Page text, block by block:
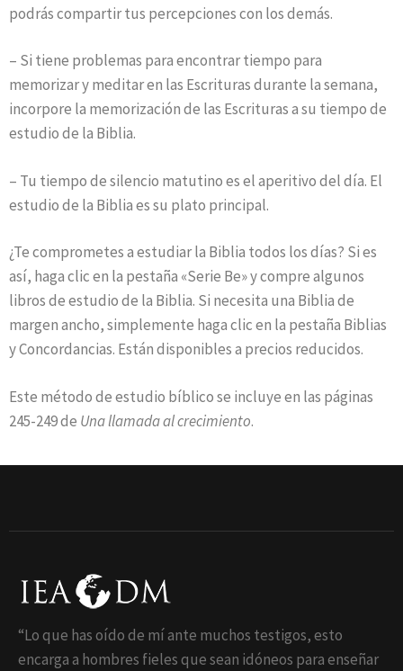
podrás compartir tus percepciones con los demás.
– Si tiene problemas para encontrar tiempo para
memorizar y meditar en las Escrituras durante la semana,
incorpore la memorización de las Escrituras a su tiempo de
estudio de la Biblia.
– Tu tiempo de silencio matutino es el aperitivo del día. El
estudio de la Biblia es su plato principal.
¿Te comprometes a estudiar la Biblia todos los días? Si es
así, haga clic en la pestaña «Serie Be» y compre algunos
libros de estudio de la Biblia. Si necesita una Biblia de
margen ancho, simplemente haga clic en la pestaña Biblias
y Concordancias. Están disponibles a precios reducidos.
Este método de estudio bíblico se incluye en las páginas
245-249 de Una llamada al crecimiento.
“Lo que has oído de mí ante muchos testigos, esto
encarga a hombres fieles que sean idóneos para enseñar